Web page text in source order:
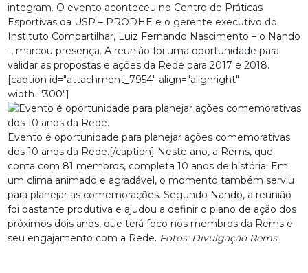
integram. O evento aconteceu no Centro de Práticas
Esportivas da USP – PRODHE e o gerente executivo do
Instituto Compartilhar, Luiz Fernando Nascimento – o Nando
-, marcou presença. A reunião foi uma oportunidade para
validar as propostas e ações da Rede para 2017 e 2018.
[caption id="attachment_7954" align="alignright"
width="300"]
Evento é oportunidade para planejar ações comemorativas
dos 10 anos da Rede.[/caption] Neste ano, a Rems, que
conta com 81 membros, completa 10 anos de história. Em
um clima animado e agradável, o momento também serviu
para planejar as comemorações. Segundo Nando, a reunião
foi bastante produtiva e ajudou a definir o plano de ação dos
próximos dois anos, que terá foco nos membros da Rems e
seu engajamento com a Rede. Fotos: Divulgação Rems.